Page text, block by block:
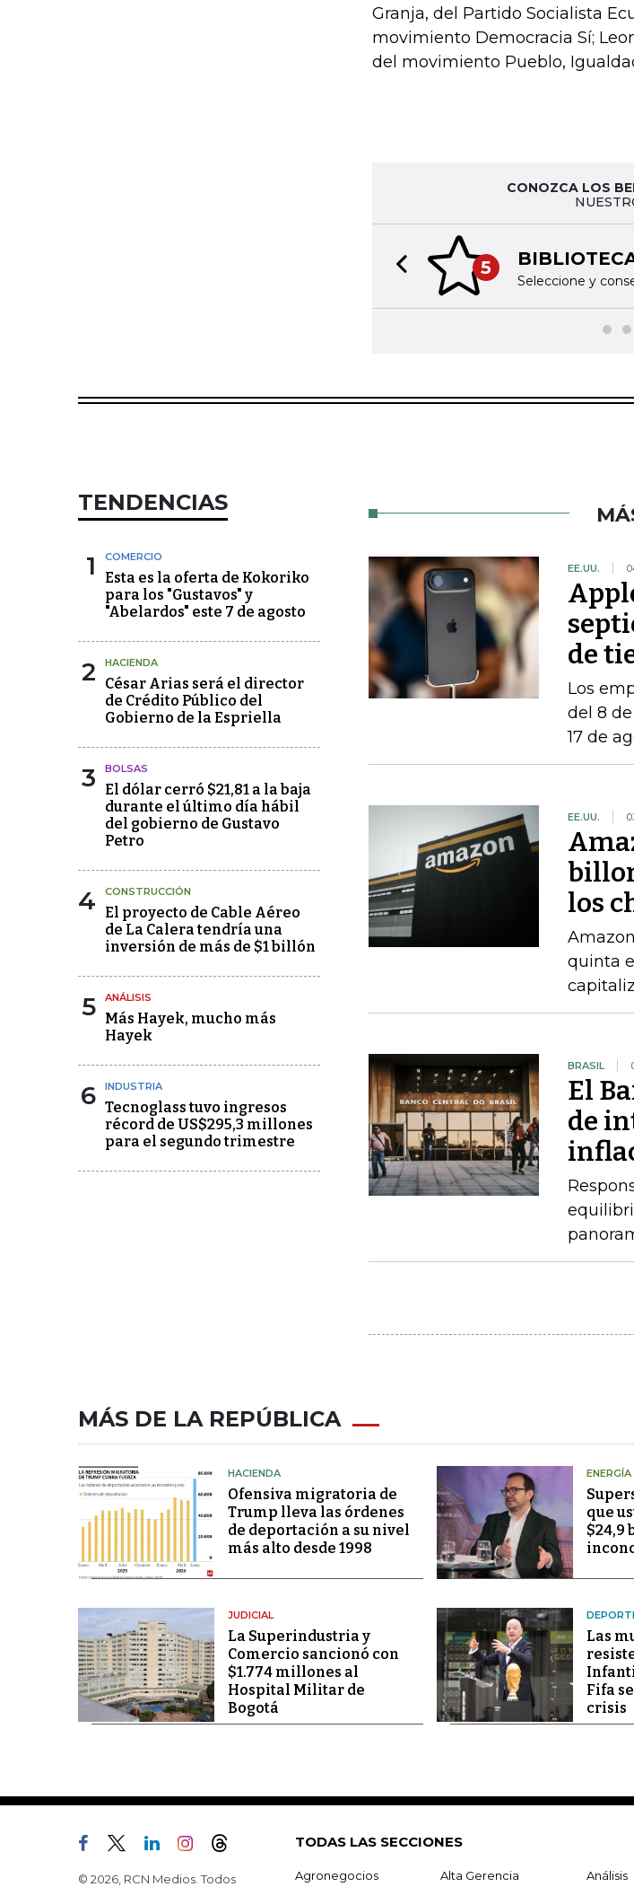
Granja, del Partido Socialista
movimiento Democracia Sí;
del movimiento Pueblo,
CONOZCA LOS
5
Seleccione y
Previous slide
TENDENCIAS
1 COMERCIO
Esta es la oferta de Kokoriko
para los "Gustavos" y
"Abelardos" este 7 de agosto
2 HACIENDA
César Arias será el director
de Crédito Público del
Gobierno de la Espriella
3 BOLSAS
El dólar cerró $21,81 a la baja
durante el último día hábil
del gobierno de Gustavo
Petro
4 CONSTRUCCIÓN
El proyecto de Cable Aéreo
de La Calera tendría una
inversión de más de $1 billón
5 ANÁLISIS
Más Hayek, mucho más
Hayek
6 INDUSTRIA
Tecnoglass tuvo ingresos
récord de US$295,3 millones
para el segundo trimestre
EE.UU.
de
Los
del 8
17 de
EE.UU.
los
quinta
BRASIL
El
de
MÁS DE LA REPÚBLICA
HACIENDA
Ofensiva migratoria de
Trump lleva las órdenes
de deportación a su nivel
más alto desde 1998
ENERGÍA
que
$24,9
JUDICIAL
La Superindustria y
Comercio sancionó con
$1.774 millones al
Hospital Militar de
Bogotá
Las
Fifa
crisis
© 2026, RCN Medios. Todos
TODAS LAS SECCIONES
Agronegocios Alta Gerencia Análisis